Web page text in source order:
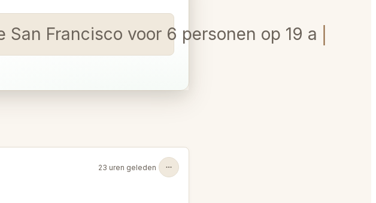
San Francisco voor 6 personen op 19
23 uren geleden